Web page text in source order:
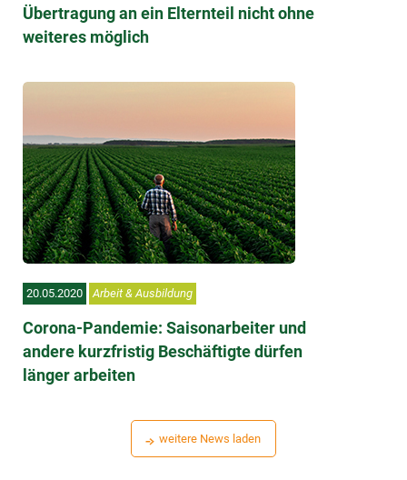
Übertragung an ein Elternteil nicht ohne
weiteres möglich
20.05.2020 Arbeit & Ausbildung
Corona-Pandemie: Saisonarbeiter und
andere kurzfristig Beschäftigte dürfen
länger arbeiten
weitere News laden